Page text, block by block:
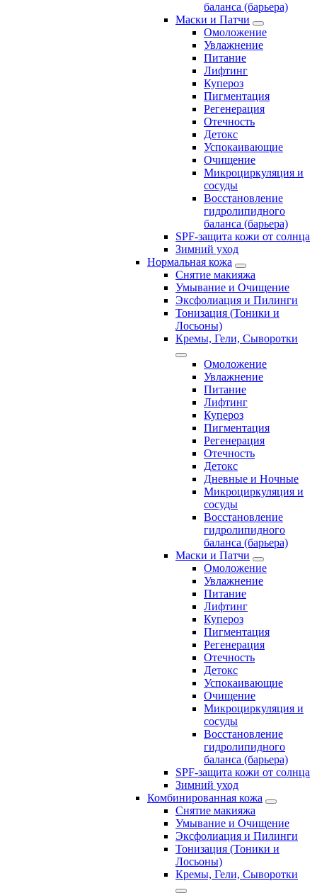
баланса (барьера)
Маски и Патчи
Омоложение
Увлажнение
Питание
Лифтинг
Купероз
Пигментация
Регенерация
Отечность
Детокс
Успокаивающие
Очищение
Микроциркуляция и
сосуды
Восстановление
гидролипидного
баланса (барьера)
SPF-защита кожи от солнца
Зимний уход
Нормальная кожа
Снятие макияжа
Умывание и Очищение
Эксфолиация и Пилинги
Тонизация (Тоники и
Лосьоны)
Кремы, Гели, Сыворотки
Омоложение
Увлажнение
Питание
Лифтинг
Купероз
Пигментация
Регенерация
Отечность
Детокс
Дневные и Ночные
Микроциркуляция и
сосуды
Восстановление
гидролипидного
баланса (барьера)
Маски и Патчи
Омоложение
Увлажнение
Питание
Лифтинг
Купероз
Пигментация
Регенерация
Отечность
Детокс
Успокаивающие
Очищение
Микроциркуляция и
сосуды
Восстановление
гидролипидного
баланса (барьера)
SPF-защита кожи от солнца
Зимний уход
Комбинированная кожа
Снятие макияжа
Умывание и Очищение
Эксфолиация и Пилинги
Тонизация (Тоники и
Лосьоны)
Кремы, Гели, Сыворотки